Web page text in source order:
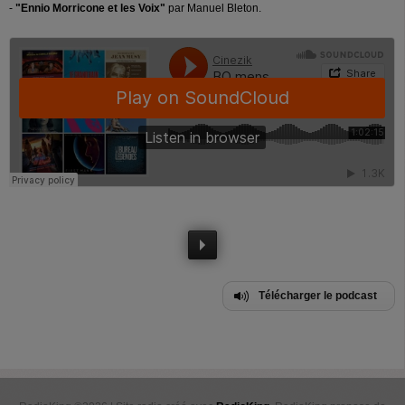
- "Ennio Morricone et les Voix" par Manuel Bleton.
Télécharger le podcast